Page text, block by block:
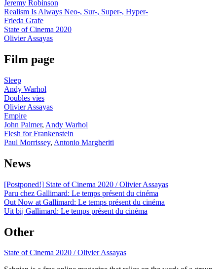
Jeremy Robinson
Realism Is Always Neo-, Sur-, Super-, Hyper-
Frieda Grafe
State of Cinema 2020
Olivier Assayas
Film page
Sleep
Andy Warhol
Doubles vies
Olivier Assayas
Empire
John Palmer, Andy Warhol
Flesh for Frankenstein
Paul Morrissey, Antonio Margheriti
News
[Postponed!] State of Cinema 2020 / Olivier Assayas
Paru chez Gallimard: Le temps présent du cinéma
Out Now at Gallimard: Le temps présent du cinéma
Uit bij Gallimard: Le temps présent du cinéma
Other
State of Cinema 2020 / Olivier Assayas